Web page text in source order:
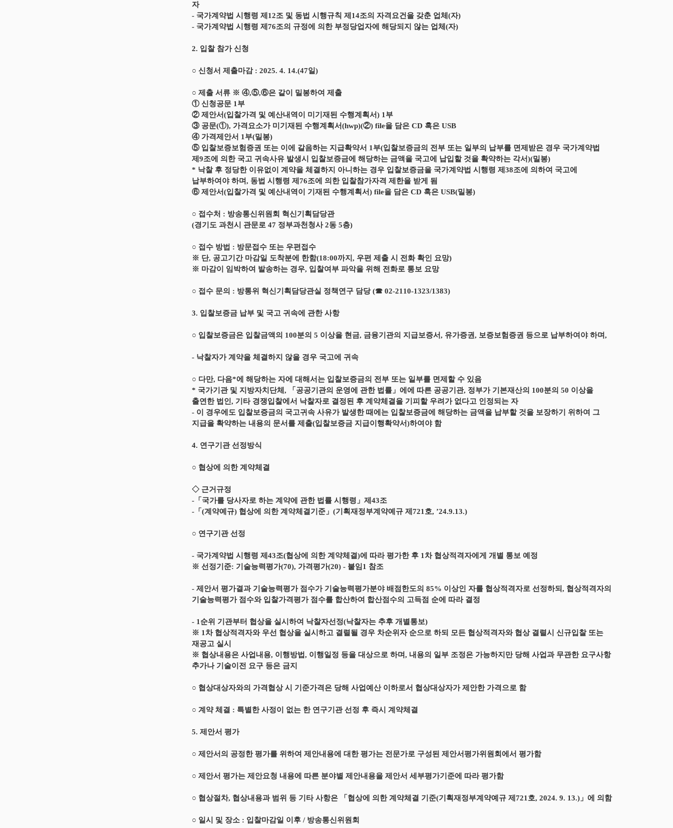
자
- 국가계약법 시행령 제12조 및 동법 시행규칙 제14조의 자격요건을 갖춘 업체(자)
- 국가계약법 시행령 제76조의 규정에 의한 부정당업자에 해당되지 않는 업체(자)
2. 입찰 참가 신청
○ 신청서 제출마감 : 2025. 4. 14.(47일)
○ 제출 서류 ※ ④,⑤,⑥은 같이 밀봉하여 제출
① 신청공문 1부
② 제안서(입찰가격 및 예산내역이 미기재된 수행계획서) 1부
③ 공문(①), 가격요소가 미기재된 수행계획서(hwp)(②) file을 담은 CD 혹은 USB
④ 가격제안서 1부(밀봉)
⑤ 입찰보증보험증권 또는 이에 갈음하는 지급확약서 1부(입찰보증금의 전부 또는 일부의 납부를 면제받은 경우 국가계약법
제9조에 의한 국고 귀속사유 발생시 입찰보증금에 해당하는 금액을 국고에 납입할 것을 확약하는 각서)(밀봉)
* 낙찰 후 정당한 이유없이 계약을 체결하지 아니하는 경우 입찰보증금을 국가계약법 시행령 제38조에 의하여 국고에
납부하여야 하며, 동법 시행령 제76조에 의한 입찰참가자격 제한을 받게 됨
⑥ 제안서(입찰가격 및 예산내역이 기재된 수행계획서) file을 담은 CD 혹은 USB(밀봉)
○ 접수처 : 방송통신위원회 혁신기획담당관
(경기도 과천시 관문로 47 정부과천청사 2동 5층)
○ 접수 방법 : 방문접수 또는 우편접수
※ 단, 공고기간 마감일 도착분에 한함(18:00까지, 우편 제출 시 전화 확인 요망)
※ 마감이 임박하여 발송하는 경우, 입찰여부 파악을 위해 전화로 통보 요망
○ 접수 문의 : 방통위 혁신기획담당관실 정책연구 담당 (☎ 02-2110-1323/1383)
3. 입찰보증금 납부 및 국고 귀속에 관한 사항
○ 입찰보증금은 입찰금액의 100분의 5 이상을 현금, 금융기관의 지급보증서, 유가증권, 보증보험증권 등으로 납부하여야 하며,
- 낙찰자가 계약을 체결하지 않을 경우 국고에 귀속
○ 다만, 다음*에 해당하는 자에 대해서는 입찰보증금의 전부 또는 일부를 면제할 수 있음
* 국가기관 및 지방자치단체, 「공공기관의 운영에 관한 법률」에에 따른 공공기관, 정부가 기본재산의 100분의 50 이상을
출연한 법인, 기타 경쟁입찰에서 낙찰자로 결정된 후 계약체결을 기피할 우려가 없다고 인정되는 자
- 이 경우에도 입찰보증금의 국고귀속 사유가 발생한 때에는 입찰보증금에 해당하는 금액을 납부할 것을 보장하기 위하여 그
지급을 확약하는 내용의 문서를 제출(입찰보증금 지급이행확약서)하여야 함
4. 연구기관 선정방식
○ 협상에 의한 계약체결
◇ 근거규정
-「국가를 당사자로 하는 계약에 관한 법률 시행령」제43조
-「(계약예규) 협상에 의한 계약체결기준」(기획재정부계약예규 제721호, ’24.9.13.)
○ 연구기관 선정
- 국가계약법 시행령 제43조(협상에 의한 계약체결)에 따라 평가한 후 1차 협상적격자에게 개별 통보 예정
※ 선정기준: 기술능력평가(70), 가격평가(20) - 붙임1 참조
- 제안서 평가결과 기술능력평가 점수가 기술능력평가분야 배점한도의 85% 이상인 자를 협상적격자로 선정하되, 협상적격자의
기술능력평가 점수와 입찰가격평가 점수를 합산하여 합산점수의 고득점 순에 따라 결정
- 1순위 기관부터 협상을 실시하여 낙찰자선정(낙찰자는 추후 개별통보)
※ 1차 협상적격자와 우선 협상을 실시하고 결렬될 경우 차순위자 순으로 하되 모든 협상적격자와 협상 결렬시 신규입찰 또는
재공고 실시
※ 협상내용은 사업내용, 이행방법, 이행일정 등을 대상으로 하며, 내용의 일부 조정은 가능하지만 당해 사업과 무관한 요구사항
추가나 기술이전 요구 등은 금지
○ 협상대상자와의 가격협상 시 기준가격은 당해 사업예산 이하로서 협상대상자가 제안한 가격으로 함
○ 계약 체결 : 특별한 사정이 없는 한 연구기관 선정 후 즉시 계약체결
5. 제안서 평가
○ 제안서의 공정한 평가를 위하여 제안내용에 대한 평가는 전문가로 구성된 제안서평가위원회에서 평가함
○ 제안서 평가는 제안요청 내용에 따른 분야별 제안내용을 제안서 세부평가기준에 따라 평가함
○ 협상절차, 협상내용과 범위 등 기타 사항은 「협상에 의한 계약체결 기준(기획재정부계약예규 제721호, 2024. 9. 13.)」에 의함
○ 일시 및 장소 : 입찰마감일 이후 / 방송통신위원회